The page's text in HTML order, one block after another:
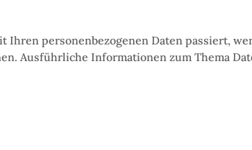
personenbezogenen Daten passiert,
Ausführliche Informationen zum Thema